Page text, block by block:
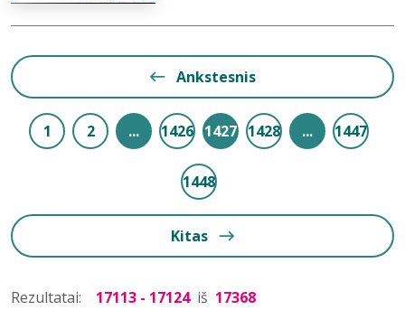
Ankstesnis
1 2 ... 1426 1427 1428 ... 1447
1448
Kitas
Rezultatai: 17113 - 17124 iš 17368